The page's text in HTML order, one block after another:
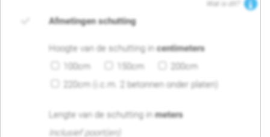
Wat is dit?
Afmetingen schutting
Hoogte van de schutting incentimeters
100cm
150cm
200cm
220cm (i.c.m. 2 betonnen onder platen)
Lengte van de schutting inmeters
Inclusief poort(en)